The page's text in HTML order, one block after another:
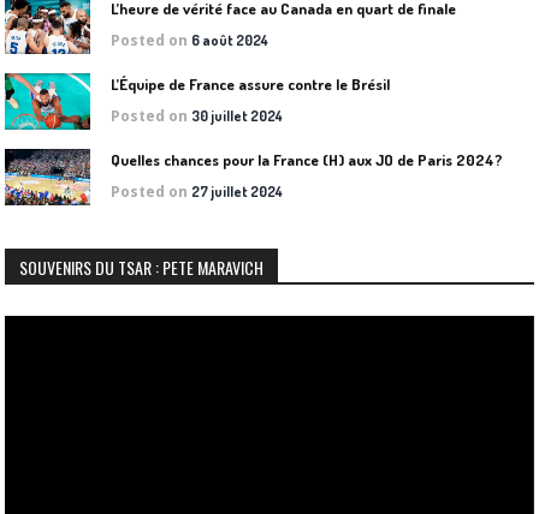
L’heure de vérité face au Canada en quart de finale
Posted on 6 août 2024
L’Équipe de France assure contre le Brésil
Posted on 30 juillet 2024
Quelles chances pour la France (H) aux JO de Paris 2024?
Posted on 27 juillet 2024
SOUVENIRS DU TSAR : PETE MARAVICH